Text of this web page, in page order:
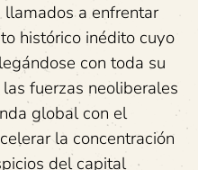
a enfrentar
histórico inédito cuyo
con toda su
fuerzas neoliberales
global con el
la concentración
del capital